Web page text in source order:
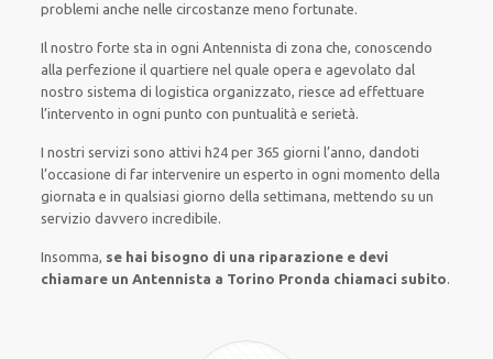
problemi anchenelle circostanze meno fortunate.
Il nostro forte sta in ogni Antennista di zona che, conoscendo
alla perfezione il quartiere nel quale opera e agevolato dal
nostro sistema di logistica organizzato, riesce ad effettuare
l’intervento in ogni punto con puntualità e serietà.
I nostri servizi sono attivi h24per 365 giorni l’anno, dandoti
l’occasione di farintervenire unesperto inogni momento della
giornata e inqualsiasi giorno della settimana, mettendo su un
serviziodavvero incredibile.
Insomma, se hai bisogno di una riparazione e devi
chiamare un Antennista a Torino Pronda chiamaci subito.